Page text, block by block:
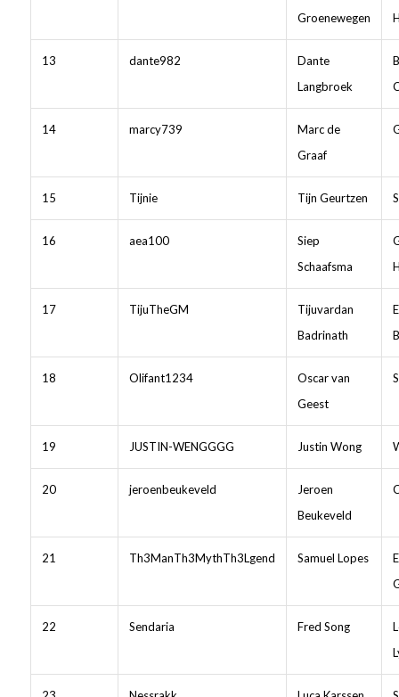
Groenewegen
13 dante982
Dante
Langbroek
14 marcy739
Marc de
Graaf
15 Tijnie Tijn Geurtzen
16 aea100
Siep
Schaafsma
17 TijuTheGM
Tijuvardan
Badrinath
18 Olifant1234
Oscar van
Geest
19 JUSTIN-WENGGGG Justin Wong
20 jeroenbeukeveld
Jeroen
Beukeveld
21 Th3ManTh3MythTh3Lgend Samuel Lopes
22 Sendaria Fred Song